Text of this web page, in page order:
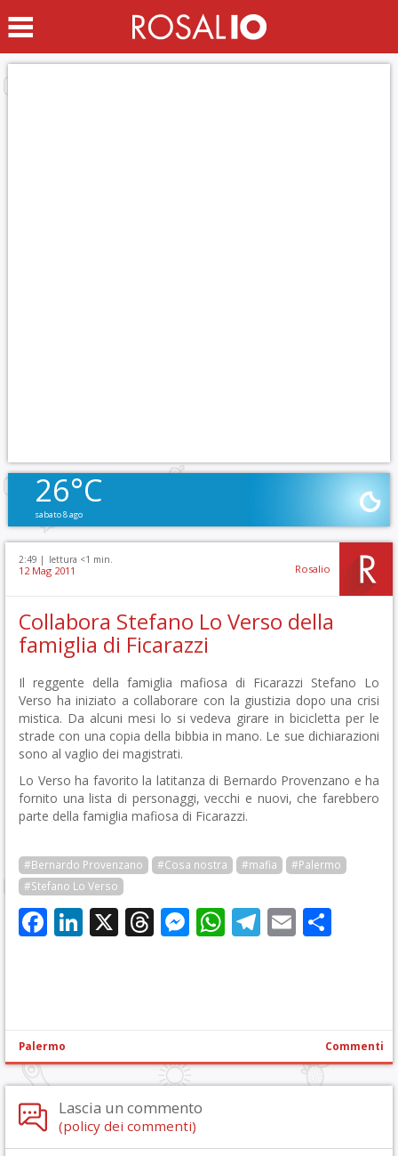
26°C
sabato 8 ago
2:49 | lettura <1 min.
12 Mag 2011 Rosalio
Collabora Stefano Lo Verso della
famiglia di Ficarazzi
Il reggente della famiglia mafiosa di Ficarazzi Stefano Lo
Verso ha iniziato a collaborare con la giustizia dopo una crisi
mistica. Da alcuni mesi lo si vedeva girare in bicicletta per le
strade con una copia della bibbia in mano. Le sue dichiarazioni
sono al vaglio dei magistrati.
Lo Verso ha favorito la latitanza di Bernardo Provenzano e ha
fornito una lista di personaggi, vecchi e nuovi, che farebbero
parte della famiglia mafiosa di Ficarazzi.
#Bernardo Provenzano #Cosa nostra #mafia
#Palermo
#Stefano Lo Verso
Facebook
LinkedIn
X Threads
Messenger
WhatsApp
Telegram
Email
Palermo Commenti
Lascia un commento
(policy dei commenti)